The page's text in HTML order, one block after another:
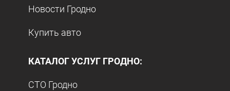
Новости Гродно
Купить авто
КАТАЛОГ УСЛУГ ГРОДНО:
СТО Гродно